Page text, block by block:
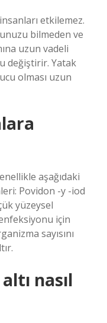
etkilemez.
bilmeden ve
uzun vadeli
değiştirir. Yatak
olması uzun
aşağıdaki
Povidon -y -iod
yüzeysel
için
sayısını
nasıl